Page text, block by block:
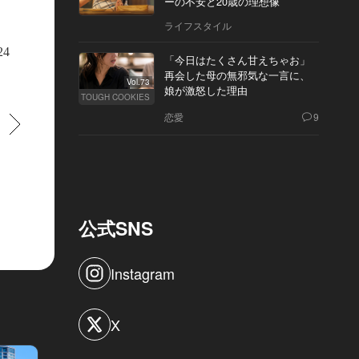
堂筋に面するが正面玄関を静かな脇道に設けるのが“セントレジス”的。ホ
あるアスター家の別荘があったアメリカの「セントレジス湖」に由来
ライフスタイル
Vol.73
TOUGH COOKIES
「今日はたくさん甘えちゃお」
再会した母の無邪気な一言に、
娘が激怒した理由
恋愛 9
公式SNS
Instagram
X